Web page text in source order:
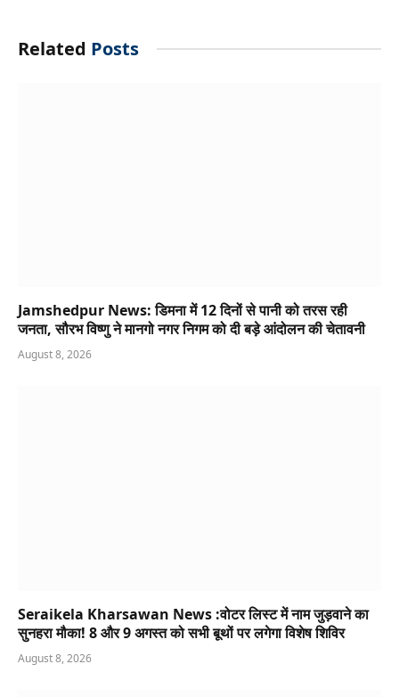
Related Posts
Jamshedpur News: डिमना में 12 दिनों से पानी को तरस रही
जनता, सौरभ विष्णु ने मानगो नगर निगम को दी बड़े आंदोलन की चेतावनी
August 8, 2026
Seraikela Kharsawan News :वोटर लिस्ट में नाम जुड़वाने का
सुनहरा मौका! 8 और 9 अगस्त को सभी बूथों पर लगेगा विशेष शिविर
August 8, 2026